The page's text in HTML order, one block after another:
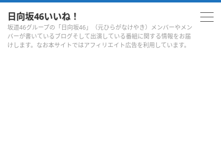
日向坂46いいね！
坂道46グループの「日向坂46」（元ひらがなけやき）メンバーやメン
バーが書いているブログそして出演している番組に関する情報をお届
けします。なお本サイトではアフィリエイト広告を利用しています。